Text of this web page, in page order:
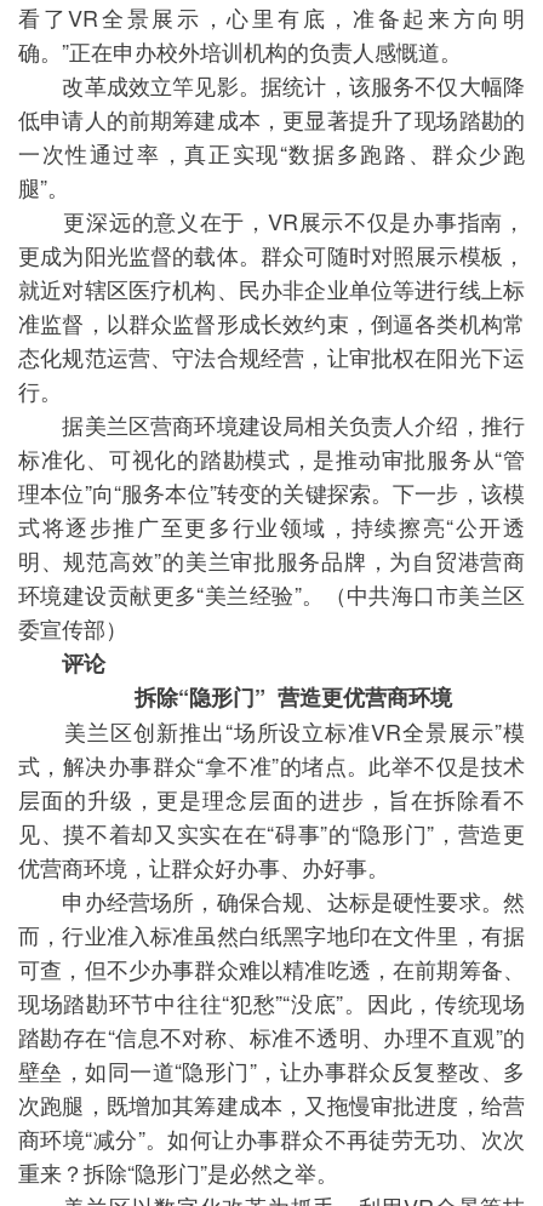
看了VR全景展示，心里有底，准备起来方向明
确。”正在申办校外培训机构的负责人感慨道。
改革成效立竿见影。据统计，该服务不仅大幅降
低申请人的前期筹建成本，更显著提升了现场踏勘的
一次性通过率，真正实现“数据多跑路、群众少跑
腿”。
更深远的意义在于，VR展示不仅是办事指南，
更成为阳光监督的载体。群众可随时对照展示模板，
就近对辖区医疗机构、民办非企业单位等进行线上标
准监督，以群众监督形成长效约束，倒逼各类机构常
态化规范运营、守法合规经营，让审批权在阳光下运
行。
据美兰区营商环境建设局相关负责人介绍，推行
标准化、可视化的踏勘模式，是推动审批服务从“管
理本位”向“服务本位”转变的关键探索。下一步，该模
式将逐步推广至更多行业领域，持续擦亮“公开透
明、规范高效”的美兰审批服务品牌，为自贸港营商
环境建设贡献更多“美兰经验”。（中共海口市美兰区
委宣传部）
评论
拆除“隐形门” 营造更优营商环境
美兰区创新推出“场所设立标准VR全景展示”模
式，解决办事群众“拿不准”的堵点。此举不仅是技术
层面的升级，更是理念层面的进步，旨在拆除看不
见、摸不着却又实实在在“碍事”的“隐形门”，营造更
优营商环境，让群众好办事、办好事。
申办经营场所，确保合规、达标是硬性要求。然
而，行业准入标准虽然白纸黑字地印在文件里，有据
可查，但不少办事群众难以精准吃透，在前期筹备、
现场踏勘环节中往往“犯愁”“没底”。因此，传统现场
踏勘存在“信息不对称、标准不透明、办理不直观”的
壁垒，如同一道“隐形门”，让办事群众反复整改、多
次跑腿，既增加其筹建成本，又拖慢审批进度，给营
商环境“减分”。如何让办事群众不再徒劳无功、次次
重来？拆除“隐形门”是必然之举。